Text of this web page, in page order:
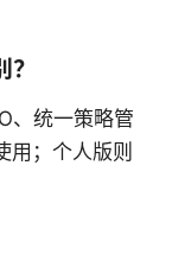
、统一策略管
用；个人版则